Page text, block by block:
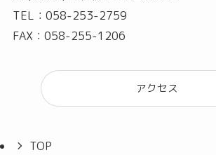
TEL：058-253-2759
FAX：058-255-1206
アクセス
TOP